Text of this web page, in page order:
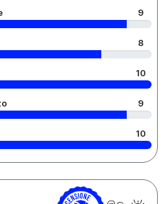
9
8
10
9
10